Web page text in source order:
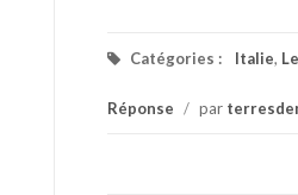
Catégories : Italie,
Réponse / par